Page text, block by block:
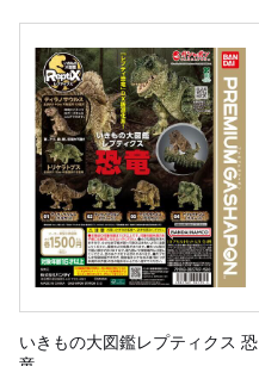
いきもの大図鑑レプティクス 恐